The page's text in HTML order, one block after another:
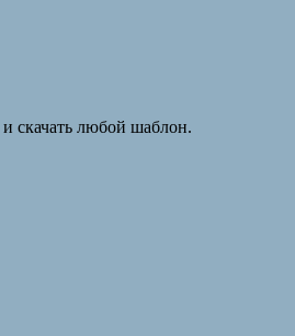
скачать любой шаблон.